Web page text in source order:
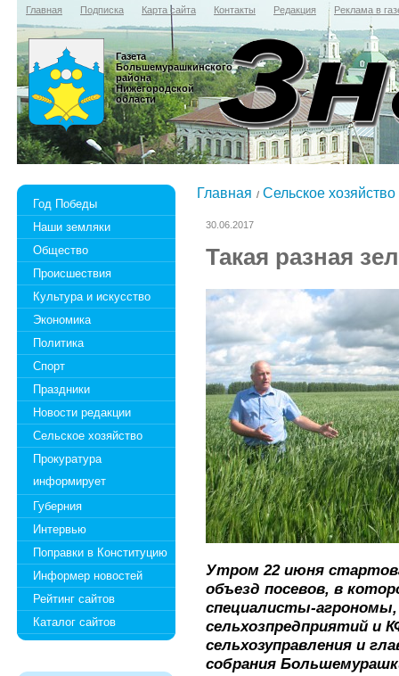
Главная Подписка Карта сайта Контакты Редакция Реклама в
Газета
Большемурашкинского
района
Нижегородской
области
Год Победы
Наши земляки
Общество
Происшествия
Культура и искусство
Экономика
Политика
Спорт
Праздники
Новости редакции
Сельское хозяйство
Прокуратура
информирует
Губерния
Интервью
Поправки в Конституцию
Информер новостей
Рейтинг сайтов
Каталог сайтов
Главная Сельское хозяйство
30.06.2017
Такая разная
Утром 22 июня
объезд посевов, в
специалисты-
сельхозпредприятий и
сельхозуправления и
собрания